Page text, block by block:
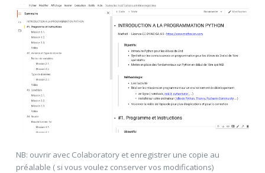
NB: ouvrir avec Colaboratory et enregistrer une copie au
préalable ( si vous voulez conserver vos modifications)